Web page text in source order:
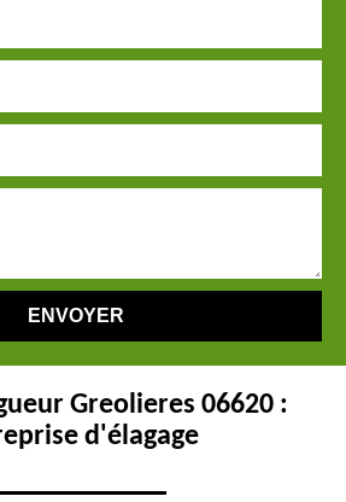
Greolieres 06620 :
d'élagage